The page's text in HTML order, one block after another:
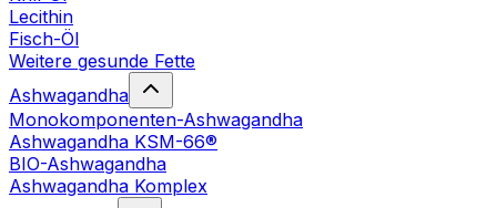
Lecithin
Fisch-Öl
Weitere gesunde Fette
Ashwagandha
Monokomponenten-Ashwagandha
Ashwagandha KSM-66®
BIO-Ashwagandha
Ashwagandha Komplex